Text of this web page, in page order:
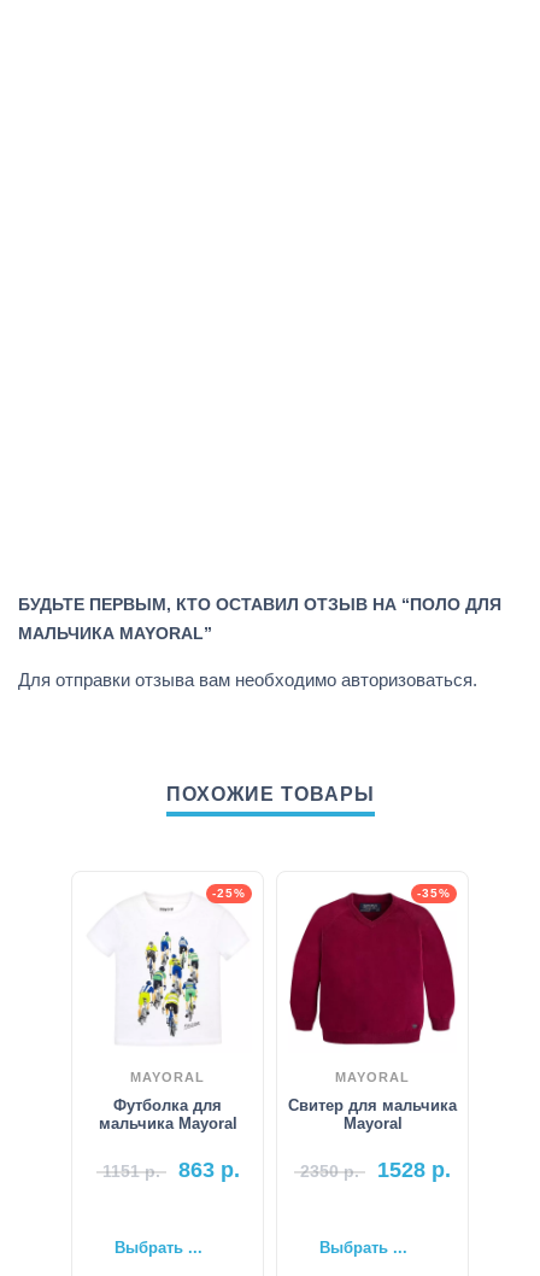
БУДЬТЕ ПЕРВЫМ, КТО ОСТАВИЛ ОТЗЫВ НА “ПОЛО ДЛЯ
МАЛЬЧИКА MAYORAL”
Для отправки отзыва вам необходимо авторизоваться.
ПОХОЖИЕ ТОВАРЫ
-25%
MAYORAL
Футболка для
мальчика Mayoral
1151р. 863р.
Выбрать ...
-35%
MAYORAL
Свитер для мальчика
Mayoral
2350р. 1528 р.
Выбрать ...